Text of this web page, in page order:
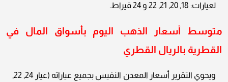
لعيارات: 18, 20, 21, 22 و 24 قيراط.
متوسط أسعار الذهب اليوم بأسواق المال في
القطرية بالريال القطري
ويحوي التقرير أسعار المعدن النفيس بجميع عياراته (عيار 24, 22,